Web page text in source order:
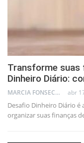
Transforme suas
Dinheiro Diário:
MARCIA FONSECA - FINANCIAL CONSULTANT abr
Desafio Dinheiro Diário
organizar suas finanças